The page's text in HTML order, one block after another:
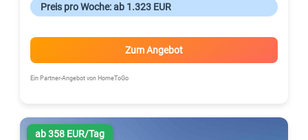
Preis pro Woche: ab 1.323 EUR
Zum Angebot
Ein Partner-Angebot von HomeToGo
ab 358 EUR/Tag